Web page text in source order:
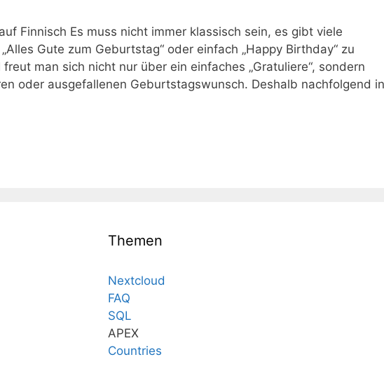
Finnisch Es muss nicht immer klassisch sein, es gibt viele
Gute zum Geburtstag“ oder einfach „Happy Birthday“ zu
man sich nicht nur über ein einfaches „Gratuliere“, sondern
oder ausgefallenen Geburtstagswunsch. Deshalb nachfolgend in
Themen
Nextcloud
FAQ
SQL
APEX
Countries